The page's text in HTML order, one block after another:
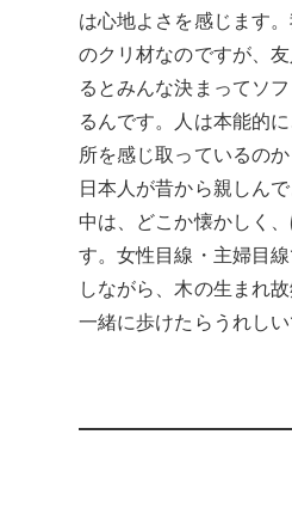
は心地よさを感じます
のクリ材なのですが、
るとみんな決まってソ
るんです。人は本能的
所を感じ取っているのか
日本人が昔から親しん
中は、どこか懐かしく
す。女性目線・主婦目
しながら、木の生まれ
一緒に歩けたらうれしい